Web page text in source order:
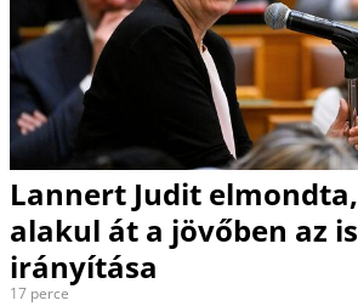
Lannert Judit
alakul át a jövőben az
irányítása
17 perce